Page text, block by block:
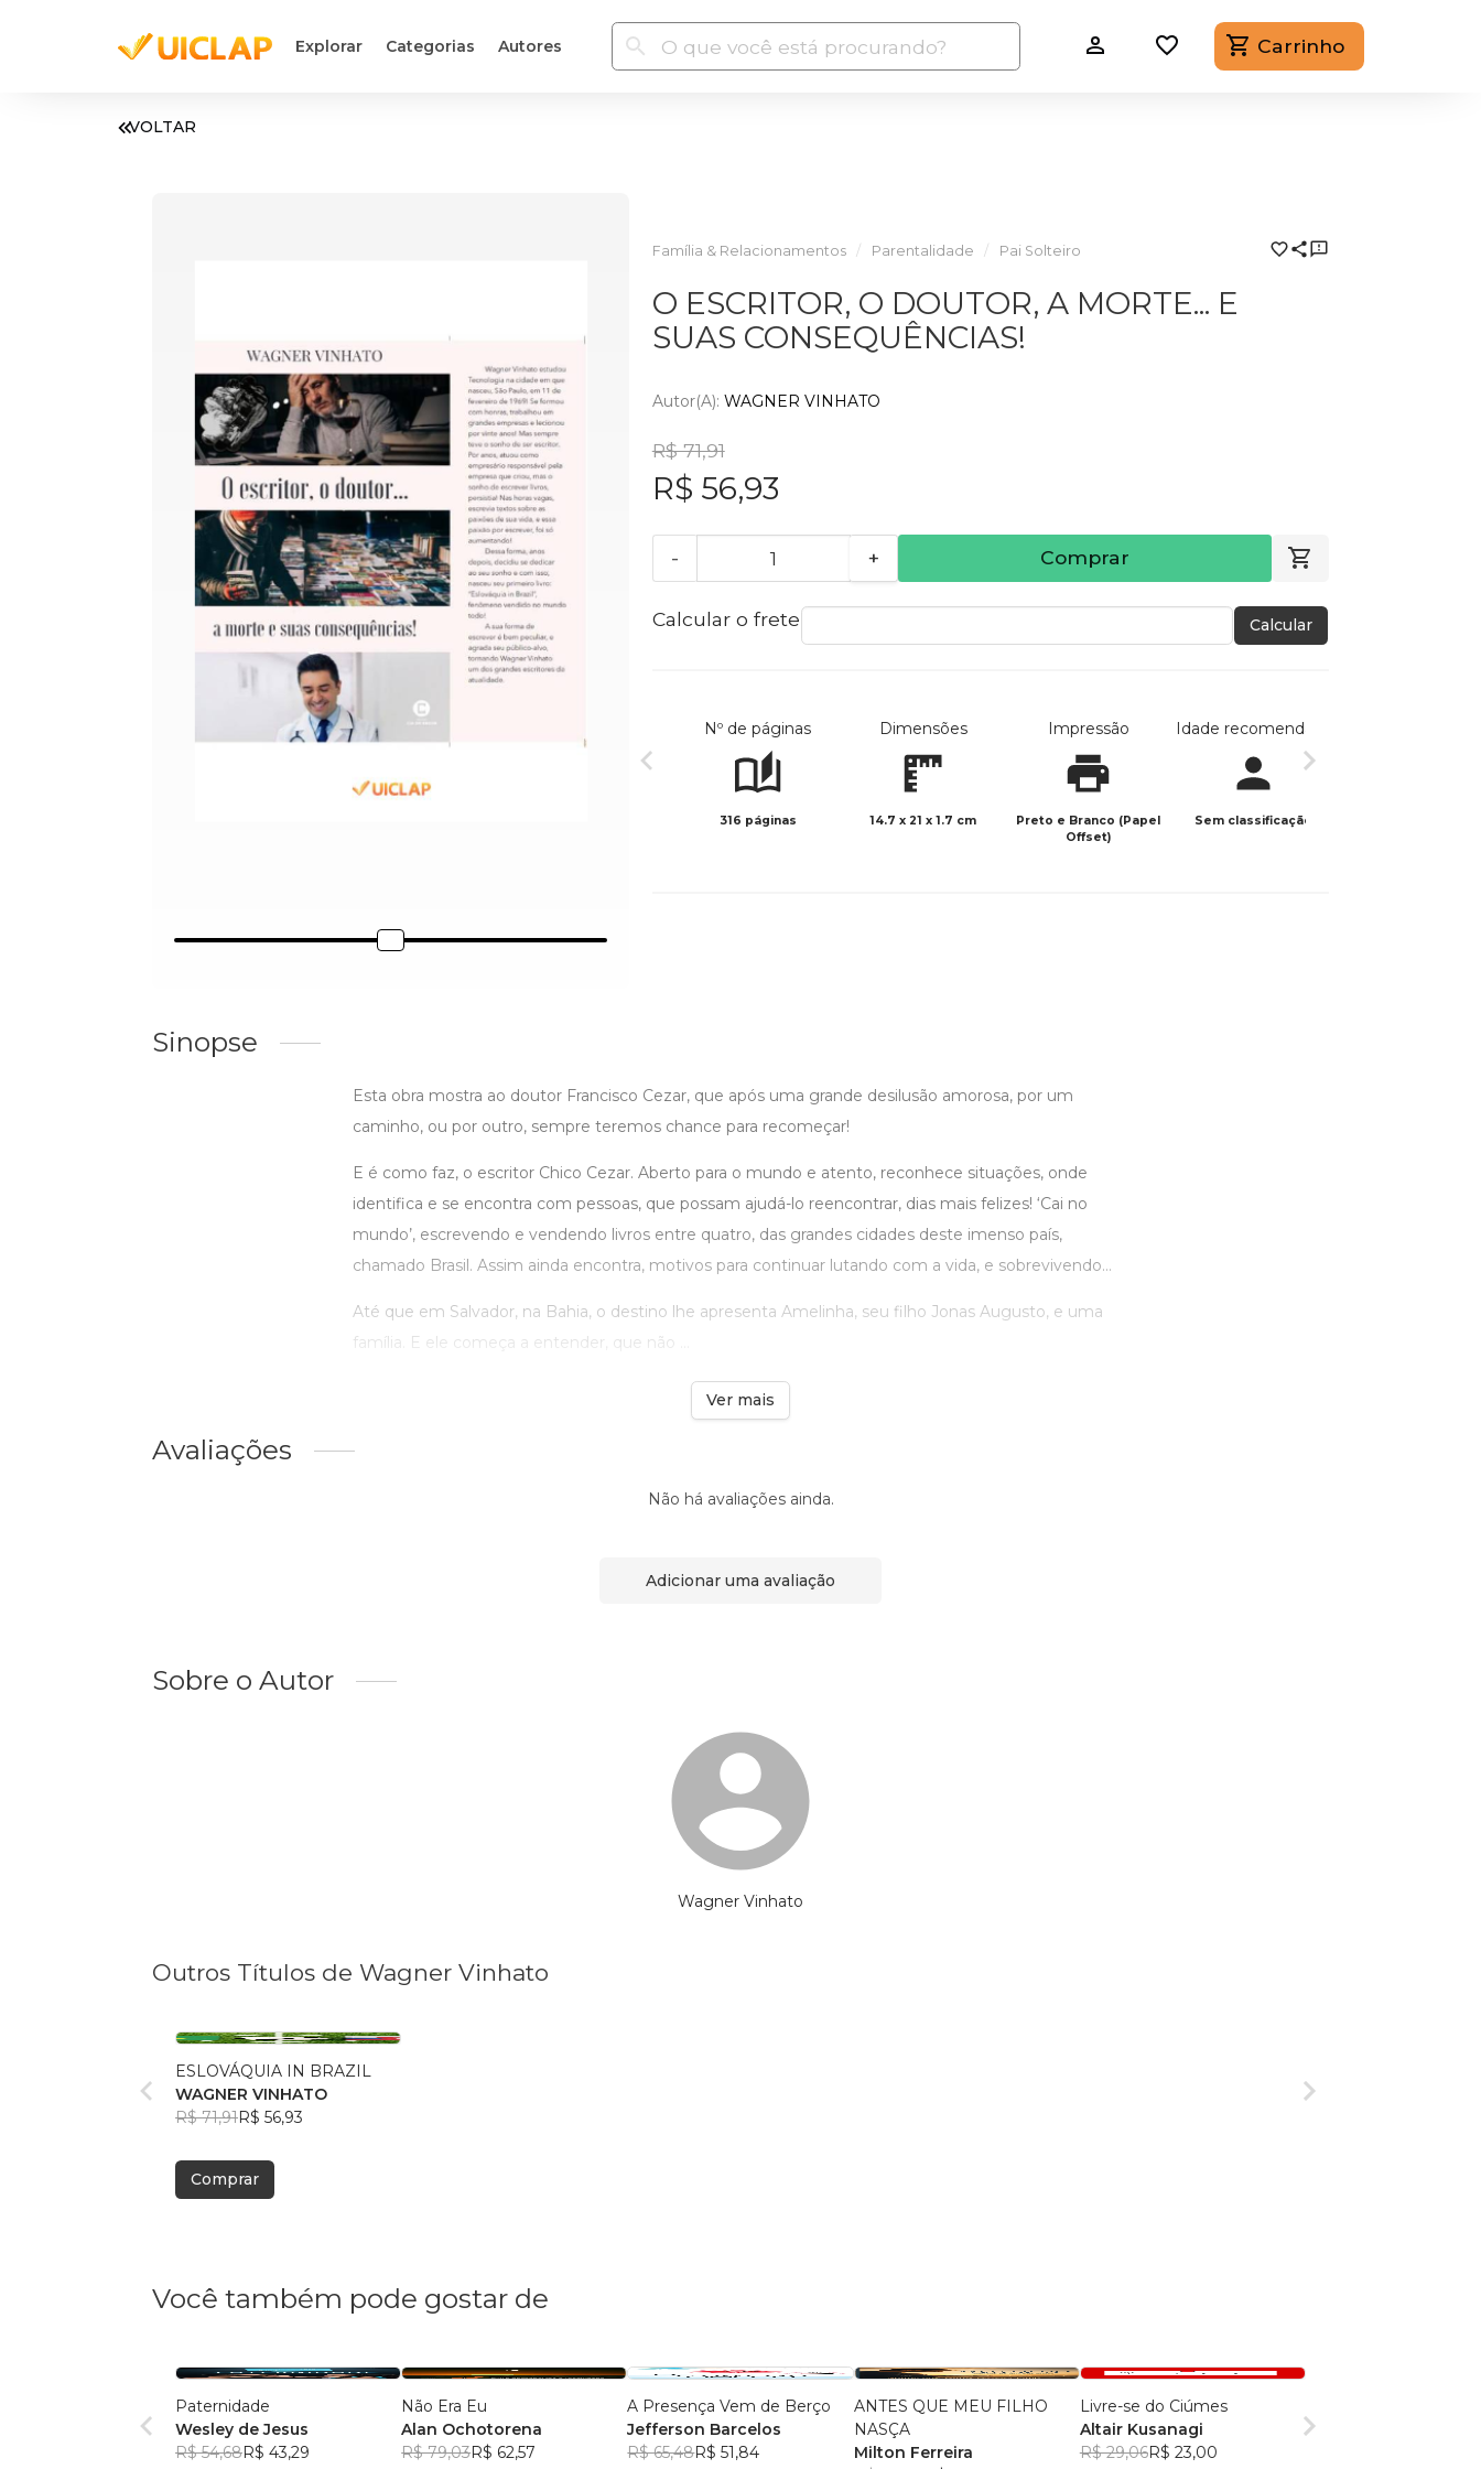
Explorar Categorias Autores Carrinho
VOLTAR
Família & Relacionamentos Parentalidade Pai Solteiro
O ESCRITOR, O DOUTOR, A MORTE... E
SUAS CONSEQUÊNCIAS!
Autor(a): WAGNER VINHATO
R$ 71,91
R$ 56,93
- + Comprar
Calcular o frete Calcular
Nº de páginas
316 páginas
Dimensões
14.7 x 21 x 1.7 cm
Impressão
Preto e Branco (Papel
Offset)
Idade recomendada
Sem classificação
Sinopse
Esta obra mostra ao doutor Francisco Cezar, que após uma grande desilusão amorosa, por um
caminho, ou por outro, sempre teremos chance para recomeçar!
E é como faz, o escritor Chico Cezar. Aberto para o mundo e atento, reconhece situações, onde
identifica e se encontra com pessoas, que possam ajudá-lo reencontrar, dias mais felizes! ‘Cai no
mundo’, escrevendo e vendendo livros entre quatro, das grandes cidades deste imenso país,
chamado Brasil. Assim ainda encontra, motivos para continuar lutando com a vida, e sobrevivendo…
Até que em Salvador, na Bahia, o destino lhe apresenta Amelinha, seu filho Jonas Augusto, e uma
família. E ele começa a entender, que não ...
Ver mais
Avaliações
Não há avaliações ainda.
Adicionar uma avaliação
Sobre o Autor
Wagner Vinhato
Outros Títulos de Wagner Vinhato
ESLOVÁQUIA IN BRAZIL
WAGNER VINHATO
R$ 71,91R$ 56,93
Comprar
Você também pode gostar de
Paternidade
Wesley de Jesus
R$ 54,68R$ 43,29
Não Era Eu
Alan Ochotorena
R$ 79,03R$ 62,57
A Presença Vem de Berço
Jefferson Barcelos
R$ 65,48R$ 51,84
ANTES QUE MEU FILHO
NASÇA
Milton Ferreira
Livre-se do Ciúmes
Altair Kusanagi
R$ 29,06R$ 23,00